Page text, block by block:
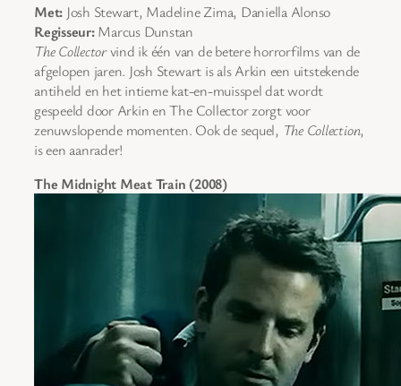
Met: Josh Stewart, Madeline Zima, Daniella Alonso
Regisseur:Marcus Dunstan
The Collectorvind ik één van de betere horrorfilms van de
afgelopen jaren. Josh Stewart is als Arkin een uitstekende
antiheld en het intieme kat-en-muisspel dat wordt
gespeeld door Arkin en The Collector zorgt voor
zenuwslopende momenten. Ook de sequel, The Collection,
is een aanrader!
The Midnight Meat Train (2008)